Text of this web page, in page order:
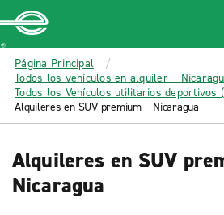
MAIN
CONTENT
Enterprise
Página Principal
Todos los vehículos en alquiler –
Todos los Vehículos utilitarios deportivos
Alquileres en SUV premium – Nicaragua
Alquileres en SUV
Nicaragua